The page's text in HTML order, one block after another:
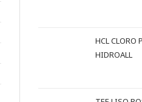
HCL CLORO
HIDROALL